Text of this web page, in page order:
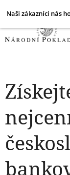
Naši zákazníci nás